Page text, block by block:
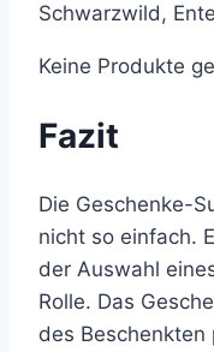
Schwarzwild,
Keine Produkte
Fazit
Die Geschenke-
nicht so einfach.
der Auswahl
Rolle. Das
des Beschenkten